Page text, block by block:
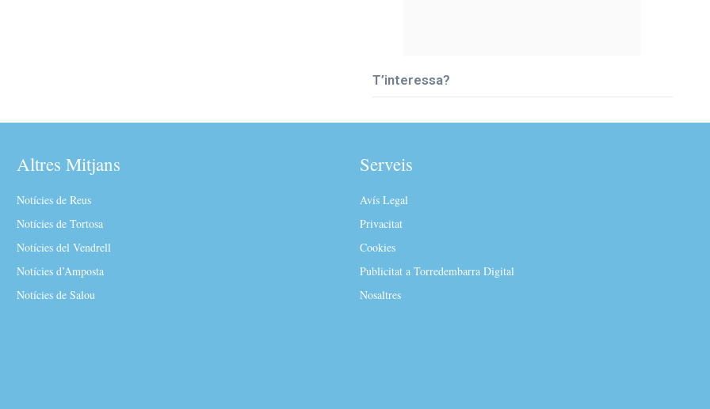
T’interessa?
Altres Mitjans
Notícies de Reus
Notícies de Tortosa
Notícies del Vendrell
Notícies d’Amposta
Notícies de Salou
Serveis
Avís Legal
Privacitat
Cookies
Publicitat a Torredembarra Digital
Nosaltres